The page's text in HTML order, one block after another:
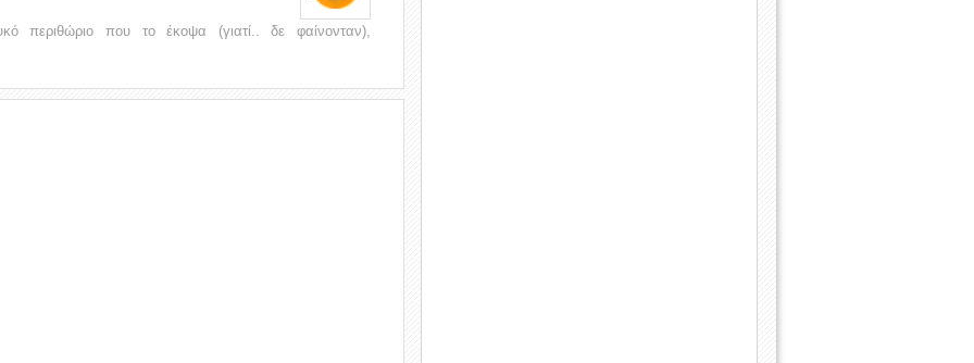
περιθώριο που το έκοψα (γιατί.. δε φαίνονταν),